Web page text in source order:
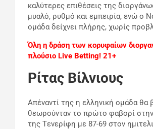
καλύτερες επιθέσεις της
μυαλό, ρυθμό και εμπειρία, ενώ ο
ομάδα δείχνει πλήρης, χωρίς
Όλη η δράση των κορυφαίων
πλούσιο Live Betting! 21+
Ρίτας Βίλνιους
Απέναντί της η ελληνική ομάδα θα
θεωρούνταν το πρώτο φαβορί
της Tενερίφη με 87-69 στον